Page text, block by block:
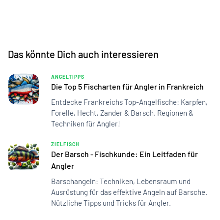
Das könnte Dich auch interessieren
ANGELTIPPS
Die Top 5 Fischarten für Angler in Frankreich
Entdecke Frankreichs Top-Angelfische: Karpfen,
Forelle, Hecht, Zander & Barsch. Regionen &
Techniken für Angler!
ZIELFISCH
Der Barsch - Fischkunde: Ein Leitfaden für
Angler
Barschangeln: Techniken, Lebensraum und
Ausrüstung für das effektive Angeln auf Barsche.
Nützliche Tipps und Tricks für Angler.